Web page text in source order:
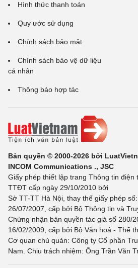
Hình thức thanh toán
Quy ước sử dụng
Chính sách bảo mật
Chính sách bảo vệ dữ liệu
cá nhân
Thông báo hợp tác
Bản quyền © 2000-2026 bởi
INCOM Communications ., JSC
Giấy phép thiết lập trang Thông tin điện
TTĐT cấp ngày 29/10/2010 bởi
Sở TT-TT Hà Nội, thay thế giấy phép
26/07/2007, cấp bởi Bộ Thông tin và
Chứng nhận bản quyền tác giả số 280/
16/02/2009, cấp bởi Bộ Văn hoá - Thể
Cơ quan chủ quản: Công ty Cổ phần
Nam. Chịu trách nhiệm: Ông Trần Văn